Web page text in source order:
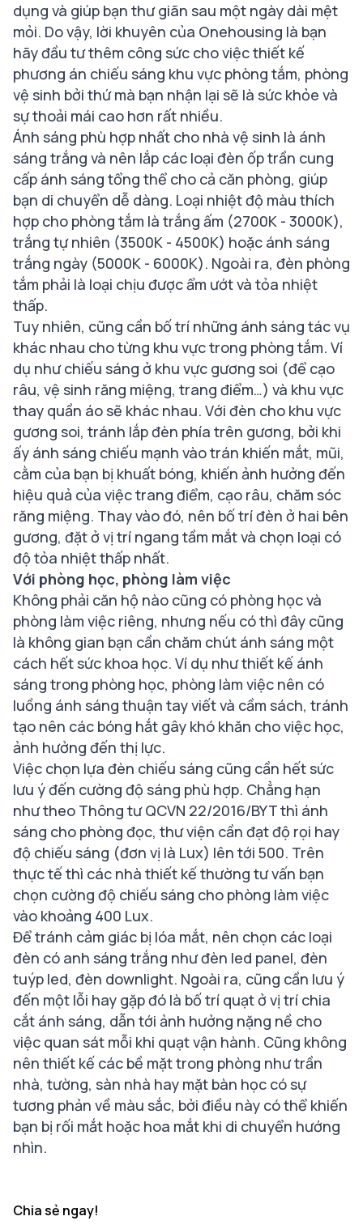
dụng và giúp bạn thư giãn sau một ngày dài mệt
mỏi. Do vậy, lời khuyên của Onehousing là bạn
hãy đầu tư thêm công sức cho việc thiết kế
phương án chiếu sáng khu vực phòng tắm, phòng
vệ sinh bởi thứ mà bạn nhận lại sẽ là sức khỏe và
sự thoải mái cao hơn rất nhiều.
Ánh sáng phù hợp nhất cho nhà vệ sinh là ánh
sáng trắng và nên lắp các loại đèn ốp trần cung
cấp ánh sáng tổng thể cho cả căn phòng, giúp
bạn di chuyển dễ dàng. Loại nhiệt độ màu thích
hợp cho phòng tắm là trắng ấm (2700K - 3000K),
trắng tự nhiên (3500K - 4500K) hoặc ánh sáng
trắng ngày (5000K - 6000K). Ngoài ra, đèn phòng
tắm phải là loại chịu được ẩm ướt và tỏa nhiệt
thấp.
Tuy nhiên, cũng cần bố trí những ánh sáng tác vụ
khác nhau cho từng khu vực trong phòng tắm. Ví
dụ như chiếu sáng ở khu vực gương soi (để cạo
râu, vệ sinh răng miệng, trang điểm…) và khu vực
thay quần áo sẽ khác nhau. Với đèn cho khu vực
gương soi, tránh lắp đèn phía trên gương, bởi khi
ấy ánh sáng chiếu mạnh vào trán khiến mắt, mũi,
cằm của bạn bị khuất bóng, khiến ảnh hưởng đến
hiệu quả của việc trang điểm, cạo râu, chăm sóc
răng miệng. Thay vào đó, nên bố trí đèn ở hai bên
gương, đặt ở vị trí ngang tầm mắt và chọn loại có
độ tỏa nhiệt thấp nhất.
Với phòng học, phòng làm việc
Không phải căn hộ nào cũng có phòng học và
phòng làm việc riêng, nhưng nếu có thì đây cũng
là không gian bạn cần chăm chút ánh sáng một
cách hết sức khoa học. Ví dụ như thiết kế ánh
sáng trong phòng học, phòng làm việc nên có
luồng ánh sáng thuận tay viết và cầm sách, tránh
tạo nên các bóng hắt gây khó khăn cho việc học,
ảnh hưởng đến thị lực.
Việc chọn lựa đèn chiếu sáng cũng cần hết sức
lưu ý đến cường độ sáng phù hợp. Chẳng hạn
như theo Thông tư QCVN 22/2016/BYT thì ánh
sáng cho phòng đọc, thư viện cần đạt độ rọi hay
độ chiếu sáng (đơn vị là Lux) lên tới 500. Trên
thực tế thì các nhà thiết kế thường tư vấn bạn
chọn cường độ chiếu sáng cho phòng làm việc
vào khoảng 400 Lux.
Để tránh cảm giác bị lóa mắt, nên chọn các loại
đèn có anh sáng trắng như đèn led panel, đèn
tuýp led, đèn downlight. Ngoài ra, cũng cần lưu ý
đến một lỗi hay gặp đó là bố trí quạt ở vị trí chia
cắt ánh sáng, dẫn tới ảnh hưởng nặng nề cho
việc quan sát mỗi khi quạt vận hành. Cũng không
nên thiết kế các bề mặt trong phòng như trần
nhà, tường, sàn nhà hay mặt bàn học có sự
tương phản về màu sắc, bởi điều này có thể khiến
bạn bị rối mắt hoặc hoa mắt khi di chuyển hướng
nhìn.
Chia sẻ ngay!